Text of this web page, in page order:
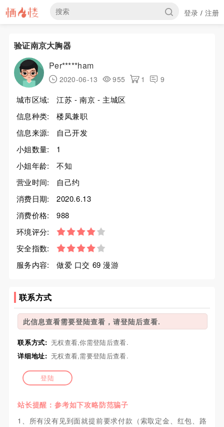
登录 / 注册
验证南京大胸器
Per*****ham
2020-06-13 955 1 9
城市区域:
江苏 - 南京 - 主城区
信息种类:
楼凤兼职
信息来源:
自己开发
小姐数量:
1
小姐年龄:
不知
营业时间:
自己约
消费日期:
2020.6.13
消费价格:
988
环境评分:
安全指数:
服务内容:
做爱 口交 69 漫游
联系方式
此信息查看需要登陆查看，请登陆后查看.
联系方式: 无权查看,你需登陆后查看.
详细地址: 无权查看,需要登陆后查看.
登陆
站长提醒：参考如下攻略防范骗子
1、所有没有见到面就提前要求付款（索取定金、红包、路